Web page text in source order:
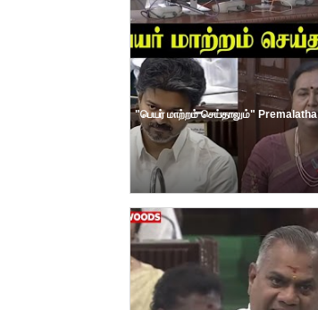
"பெயர் மாற்றம் செய்தாலும்" Premalatha